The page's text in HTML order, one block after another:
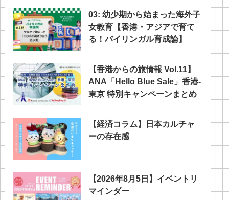
03: 幼少期から始まった海外子
女教育【香港・アジアで育て
る！バイリンガル育成論】
【香港からの旅情報 Vol.11】
ANA「Hello Blue Sale」香港‐
東京 特別キャンペーンまとめ
【経済コラム】日本カルチャ
ーの存在感
【2026年8月5日】イベントリ
マインダー